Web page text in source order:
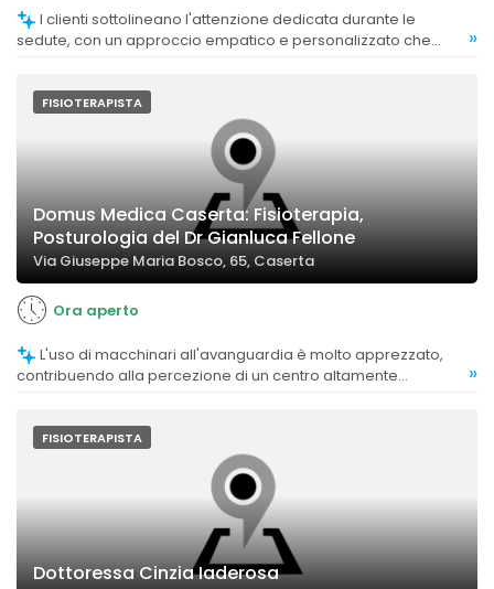
sedute, con un approccio empatico e personalizzato che
»
FISIOTERAPISTA
Domus Medica Caserta: Fisioterapia,
Posturologia del Dr Gianluca Fellone
Via Giuseppe Maria Bosco, 65, Caserta
Ora aperto
contribuendo alla percezione di un centro altamente
»
FISIOTERAPISTA
Dottoressa Cinzia Iaderosa